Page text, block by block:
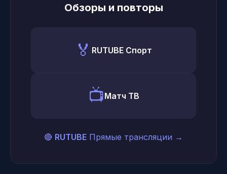
Обзоры и повторы
🏅 RUTUBE Спорт
📺Матч ТВ
🔴 RUTUBE Прямые трансляции →